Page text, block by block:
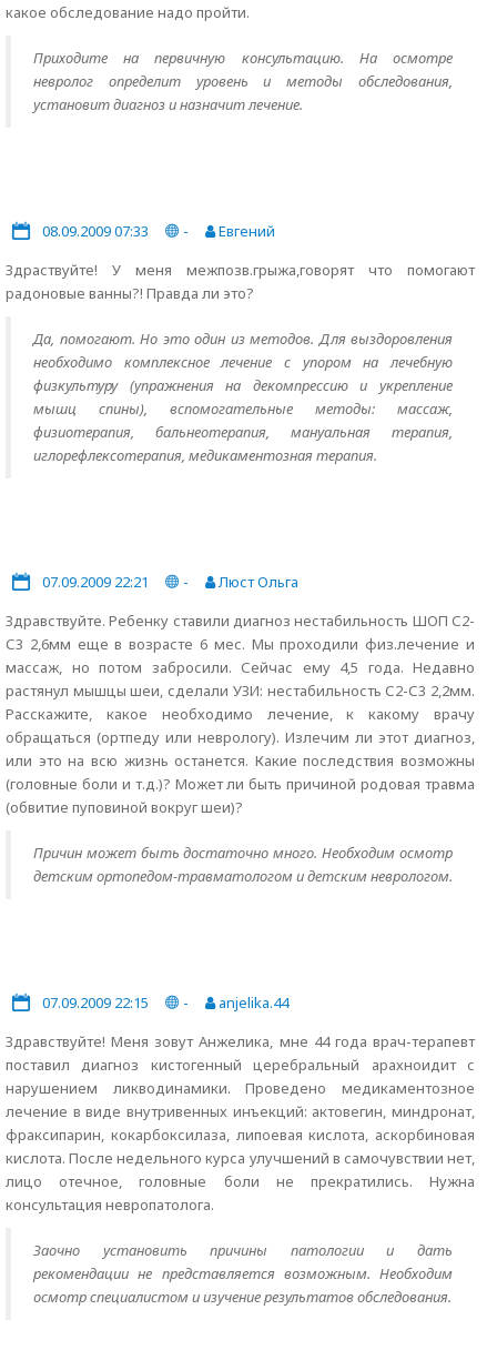
какое обследование надо пройти.
Приходите на первичную консультацию. На осмотре
невролог определит уровень и методы обследования,
установит диагноз и назначит лечение.
08.09.2009 07:33 -
Евгений
Здраствуйте! У меня межпозв.грыжа,говорят что помогают
радоновые ванны?! Правда ли это?
Да, помогают. Но это один из методов. Для выздоровления
необходимо комплексное лечение с упором на лечебную
физкультуру (упражнения на декомпрессию и укрепление
мышц спины), вспомогательные методы: массаж,
физиотерапия, бальнеотерапия, мануальная терапия,
иглорефлексотерапия, медикаментозная терапия.
07.09.2009 22:21 -
Люст Ольга
Здравствуйте. Ребенку ставили диагноз нестабильность ШОП С2-
С3 2,6мм еще в возрасте 6 мес. Мы проходили физ.лечение и
массаж, но потом забросили. Сейчас ему 4,5 года. Недавно
растянул мышцы шеи, сделали УЗИ: нестабильность С2-С3 2,2мм.
Расскажите, какое необходимо лечение, к какому врачу
обращаться (ортпеду или неврологу). Излечим ли этот диагноз,
или это на всю жизнь останется. Какие последствия возможны
(головные боли и т.д.)? Может ли быть причиной родовая травма
(обвитие пуповиной вокруг шеи)?
Причин может быть достаточно много. Необходим осмотр
детским ортопедом-травматологом и детским неврологом.
07.09.2009 22:15 -
anjelika.44
Здравствуйте! Меня зовут Анжелика, мне 44 года врач-терапевт
поставил диагноз кистогенный церебральный арахноидит с
нарушением ликводинамики. Проведено медикаментозное
лечение в виде внутривенных инъекций: актовегин, миндронат,
фраксипарин, кокарбоксилаза, липоевая кислота, аскорбиновая
кислота. После недельного курса улучшений в самочувствии нет,
лицо отечное, головные боли не прекратились. Нужна
консультация невропатолога.
Заочно установить причины патологии и дать
рекомендации не представляется возможным. Необходим
осмотр специалистом и изучение результатов обследования.